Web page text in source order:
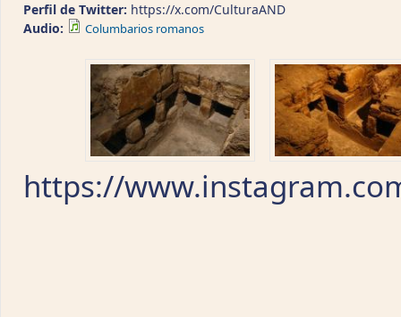
Perfil de Twitter: https://x.com/CulturaAND
Audio:
Columbarios romanos
https://